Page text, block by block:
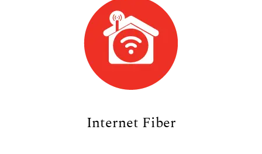
Internet Fiber